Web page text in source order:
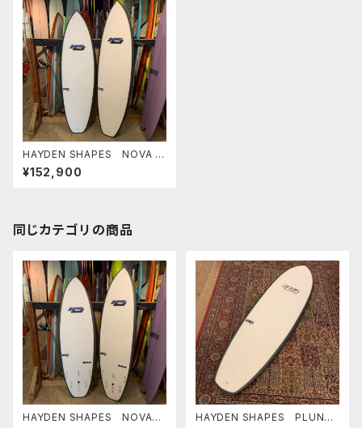
HAYDEN SHAPES NOVA F
UTURE FLEX ヘイデンシェ
イプス ニューモデル
¥152,900
同じカテゴリの商品
HAYDEN SHAPES NOVA
HAYDEN SHAPES PLUNDE